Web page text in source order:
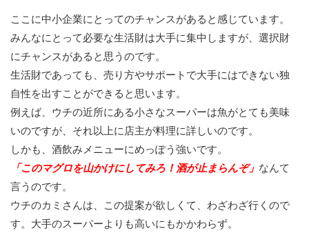
ここに中小企業にとってのチャンスがあると感じています。
みんなにとって必要な生活財は大手に集中しますが、選択財
にチャンスがあると思うのです。
生活財であっても、売り方やサポートで大手にはできない独
自性を出すことができると思います。
例えば、ウチの近所にある小さなスーパーは魚がとても美味
いのですが、それ以上に店主が料理に詳しいのです。
しかも、酒飲みメニューにめっぽう強いです。
「このマグロを山かけにしてみろ！酒が止まらんぞ」 なんて
言うのです。
ウチのカミさんは、この提案が欲しくて、わざわざ行くので
す。大手のスーパーよりも高いにもかかわらず。